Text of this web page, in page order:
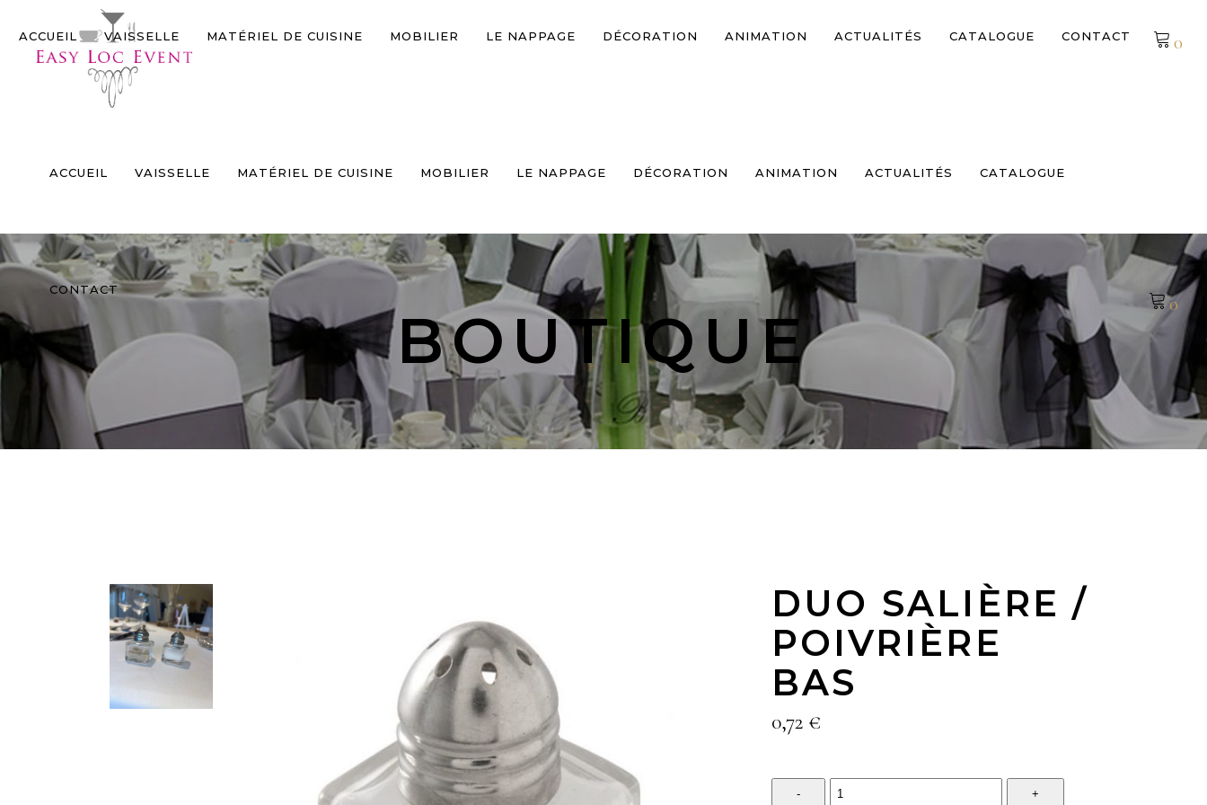
ACCUEIL VAISSELLE MATÉRIEL DE CUISINE MOBILIER LE NAPPAGE DÉCORATION ANIMATION ACTUALITÉS CATALOGUE
CONTACT
0
Pas de produits dans le devis
ACCUEIL VAISSELLE MATÉRIEL DE CUISINE MOBILIER LE NAPPAGE DÉCORATION ANIMATION ACTUALITÉS CATALOGUE CONTACT 0
BOUTIQUE
DUO SALIÈRE /
POIVRIÈRE
BAS
0,72 €
Quantity
Panneau de gestion des cookies